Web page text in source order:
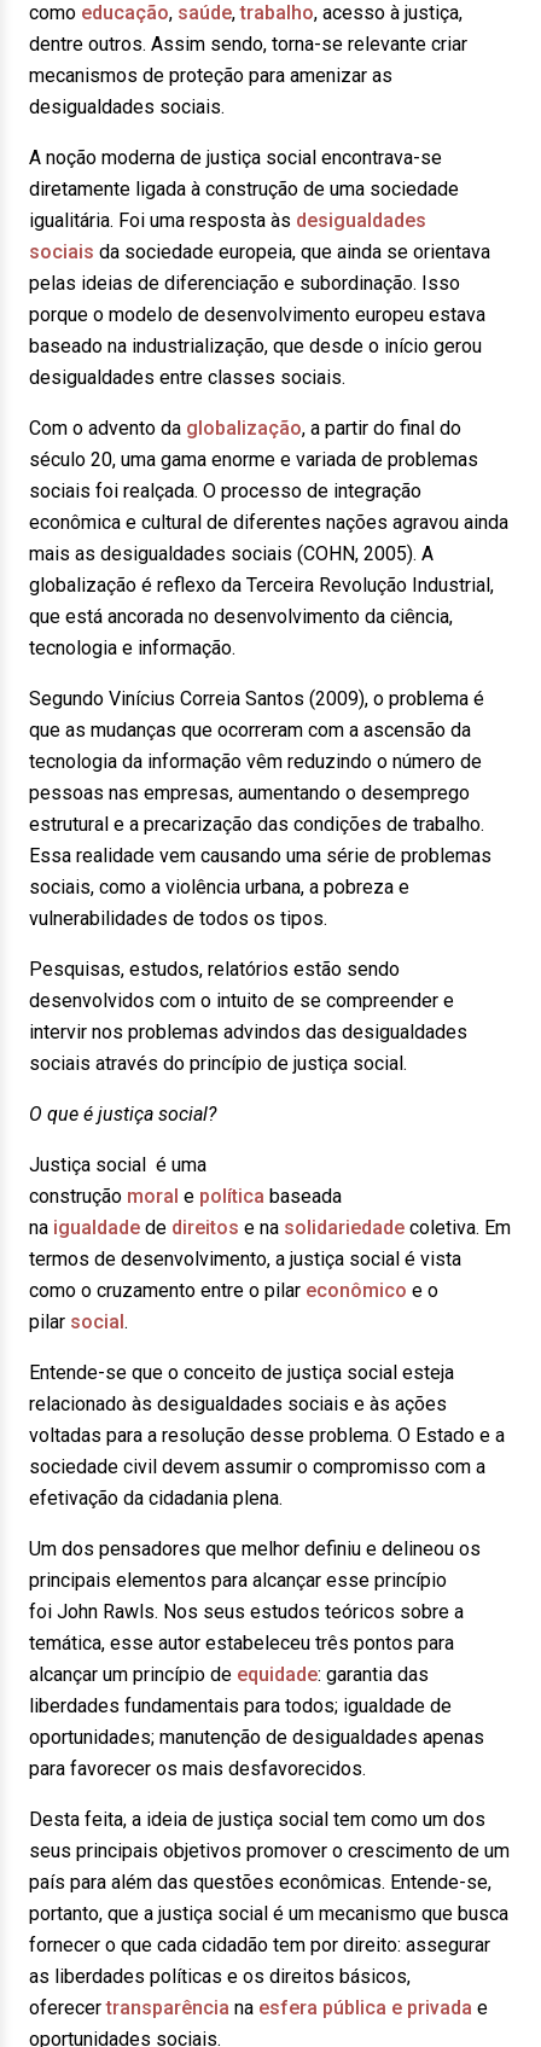
como educação, saúde,trabalho, acesso à justiça,
dentre outros. Assim sendo, torna-se relevante criar
mecanismos de proteção para amenizar as
desigualdades sociais.
A noção moderna de justiça social encontrava-se
diretamente ligada à construção de uma sociedade
igualitária. Foi uma resposta às desigualdades
sociais da sociedade europeia, que ainda se orientava
pelas ideias de diferenciação e subordinação. Isso
porque o modelo de desenvolvimento europeu estava
baseado na industrialização, que desde o início gerou
desigualdades entre classes sociais.
Com o advento da globalização, a partir do final do
século 20, uma gama enorme e variada de problemas
sociais foi realçada. O processo de integração
econômica e cultural de diferentes nações agravou ainda
mais as desigualdades sociais (COHN, 2005). A
globalização é reflexo da Terceira Revolução Industrial,
que está ancorada no desenvolvimento da ciência,
tecnologia e informação.
Segundo Vinícius Correia Santos (2009), o problema é
que as mudanças que ocorreram com a ascensão da
tecnologia da informação vêm reduzindo o número de
pessoas nas empresas, aumentando o desemprego
estrutural e a precarização das condições de trabalho.
Essa realidade vem causando uma série de problemas
sociais, como a violência urbana, a pobreza e
vulnerabilidades de todos os tipos.
Pesquisas, estudos, relatórios estão sendo
desenvolvidos com o intuito de se compreender e
intervir nos problemas advindos das desigualdades
sociais através do princípio de justiça social.
O que é justiça social?
Justiça social é uma
construção moral e política baseada
na igualdade de direitos e na solidariedade coletiva. Em
termos de desenvolvimento, a justiça social é vista
como o cruzamento entre o pilar econômico e o
pilar social.
Entende-se que o conceito de justiça social esteja
relacionado às desigualdades sociais e às ações
voltadas para a resolução desse problema. O Estado e a
sociedade civil devem assumir o compromisso com a
efetivação da cidadania plena.
Um dos pensadores que melhor definiu e delineou os
principais elementos para alcançar esse princípio
foi John Rawls. Nos seus estudos teóricos sobre a
temática, esse autor estabeleceu três pontos para
alcançar um princípio de equidade: garantia das
liberdades fundamentais para todos; igualdade de
oportunidades; manutenção de desigualdades apenas
para favorecer os mais desfavorecidos.
Desta feita, a ideia de justiça social tem como um dos
seus principais objetivos promover o crescimento de um
país para além das questões econômicas. Entende-se,
portanto, que a justiça social é um mecanismo que busca
fornecer o que cada cidadão tem por direito: assegurar
as liberdades políticas e os direitos básicos,
oferecertransparência na esfera pública e privada e
oportunidades sociais.